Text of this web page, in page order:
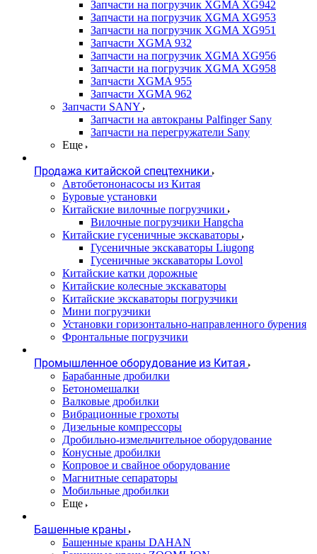
Запчасти на погрузчик XGMA XG942
Запчасти на погрузчик XGMA XG953
Запчасти на погрузчик XGMA XG951
Запчасти XGMA 932
Запчасти на погрузчик XGMA XG956
Запчасти на погрузчик XGMA XG958
Запчасти XGMA 955
Запчасти XGMA 962
Запчасти SANY
Запчасти на автокраны Palfinger Sany
Запчасти на перегружатели Sany
Еще
Продажа китайской спецтехники
Автобетононасосы из Китая
Буровые установки
Китайские вилочные погрузчики
Вилочные погрузчики Hangcha
Китайские гусеничные экскаваторы
Гусеничные экскаваторы Liugong
Гусеничные экскаваторы Lovol
Китайские катки дорожные
Китайские колесные экскаваторы
Китайские экскаваторы погрузчики
Мини погрузчики
Установки горизонтально-направленного бурения
Фронтальные погрузчики
Промышленное оборудование из Китая
Барабанные дробилки
Бетономешалки
Валковые дробилки
Вибрационные грохоты
Дизельные компрессоры
Дробильно-измельчительное оборудование
Конусные дробилки
Копровое и свайное оборудование
Магнитные сепараторы
Мобильные дробилки
Еще
Башенные краны
Башенные краны DAHAN